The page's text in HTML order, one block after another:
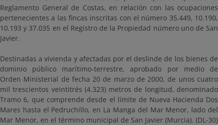
Reglamento General de Costas, en relación con las ocupaciones
pertenecientes a las fincas inscritas con el número 35.449, 10.190,
10.193 y 37.035 en el Registro de la Propiedad número uno de San
Javier.
Destinadas a vivienda y afectadas por el deslinde de los bienes de
dominio público marítimo-terrestre, aprobado por medio de
Orden Ministerial de fecha 20 de marzo de 2000, de unos cuatro
mil trescientos veintitrés (4.323) metros de longitud, denominado
Tramo 6, que comprende desde el límite de Nueva Hacienda Dos
Mares hasta el Pedruchillo, en La Manga del Mar Menor, lado del
Mar Menor, en el término municipal de San Javier (Murcia). (DL-30)